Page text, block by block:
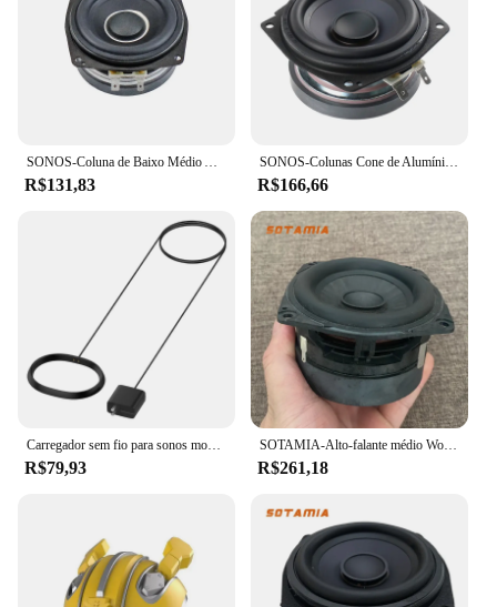
SONOS-Coluna de Baixo Médio Alcance com Bacia Composta, Altifalante de Baixa Frequência, HiFi Audio Parts, 4 ", 4ohm, Al-mg, 40W, Top
R$131,83
SONOS-Colunas Cone de Alumínio Magnésio para Woofer, Mid Bass, High End para SONOS, 3,5 pol., 97mm, 4Ohm, 35W, 1PC
R$166,66
Carregador sem fio para sonos move alto-falante portátil bt base carregamento usb rápida power up doca carregamento
R$79,93
SOTAMIA-Alto-falante médio Woofer, alto-falante de áudio de alta potência, DIY Home Music Subwoofer para Sonos, 4 Ohm, 40W Long-Stroke, 1Pc, 4"
R$261,18